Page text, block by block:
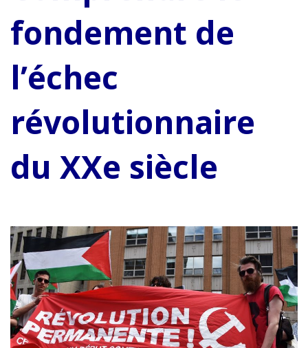
fondement de
l’échec
révolutionnaire
du XXe siècle